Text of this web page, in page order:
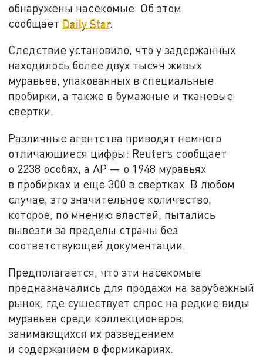
обнаружены насекомые. Об этом
сообщает Daily Star.
Следствие установило, что у задержанных
находилось более двух тысяч живых
муравьев, упакованных в специальные
пробирки, а также в бумажные и тканевые
свертки.
Различные агентства приводят немного
отличающиеся цифры: Reuters сообщает
о 2238 особях, а AP — о 1948 муравьях
в пробирках и еще 300 в свертках. В любом
случае, это значительное количество,
которое, по мнению властей, пытались
вывезти за пределы страны без
соответствующей документации.
Предполагается, что эти насекомые
предназначались для продажи на зарубежный
рынок, где существует спрос на редкие виды
муравьев среди коллекционеров,
занимающихся их разведением
и содержанием в формикариях.